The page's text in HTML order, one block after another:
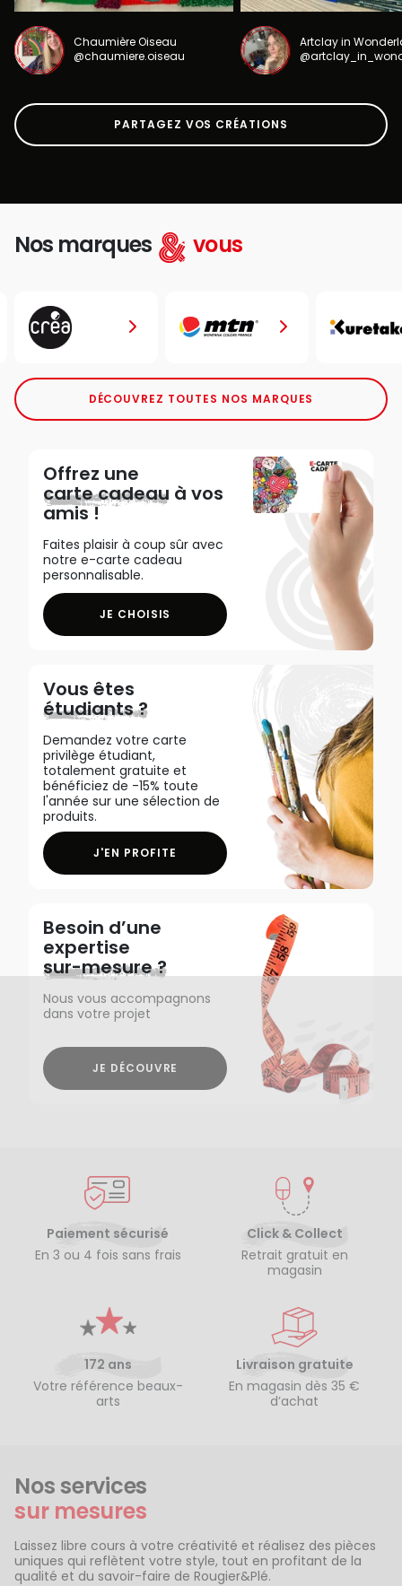
Chaumière Oiseau
@chaumiere.oiseau
Artclay in
PARTAGEZ VOS CRÉATIONS
Nos marques vous
DÉCOUVREZ TOUTES NOS MARQUES
Offrez une
carte cadeau à vos
amis !
Faites plaisir à coup sûr avec
notre e-carte cadeau
personnalisable.
JE CHOISIS
Vous êtes
étudiants ?
Demandez votre carte
privilège étudiant,
totalement gratuite et
bénéficiez de -15% toute
l'année sur une sélection de
produits.
J'EN PROFITE
Besoin d’une
expertise
sur-mesure ?
Nous vous accompagnons
dans votre projet
JE DÉCOUVRE
Paiement sécurisé
En 3 ou 4 fois sans frais
Click & Collect
Retrait gratuit en
magasin
172 ans
Votre référence beaux-
arts
Livraison gratuite
En magasin dès 35 €
d’achat
Nos services
sur mesures
Laissez libre cours à votre créativité et réalisez des pièces
uniques qui reflètent votre style, tout en profitant de la
qualité et du savoir-faire de Rougier&Plé.